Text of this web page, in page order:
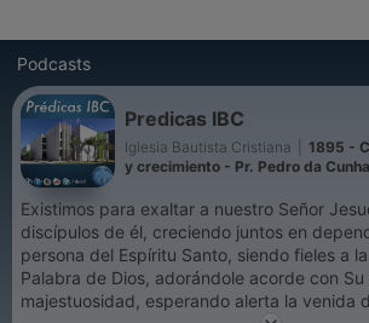
Podcasts
Predicas IBC
Iglesia Bautista Cristiana
1895 -
y crecimiento - Pr. Pedro da Cunha
Existimos para exaltar a nuestro Señor
discípulos de él, creciendo juntos en
persona del Espíritu Santo, siendo fieles a
Palabra de Dios, adorándole acorde con
majestuosidad, esperando alerta la venida